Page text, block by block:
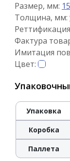
Размер, мм:
Толщина, мм:
Фактура
Имитация
Цвет:
Упаковка
Коробка
Паллета